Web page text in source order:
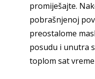
promiješajte.
pobrašnjenoj
preostalome
posudu i unutra
toplom sat